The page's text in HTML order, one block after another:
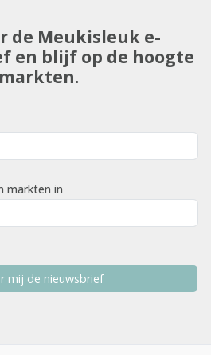
de Meukisleuk e-
en blijf op de hoogte
markten in
Ja, stuur mij de nieuwsbrief